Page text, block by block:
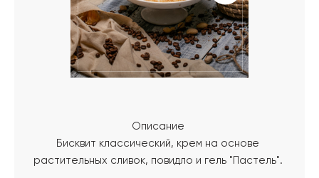
Описание
Бисквит классический, крем на основе
растительных сливок, повидло и гель "Пастель".